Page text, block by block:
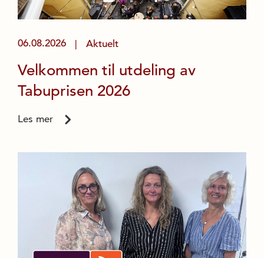
06.08.2026 Aktuelt
Velkommen til utdeling av
Tabuprisen 2026
Les mer